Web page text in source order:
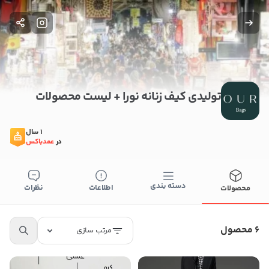
تولیدی کیف زنانه نورا + لیست محصولات
1 سال
درعمدباکس
محصولات دسته بندی اطلاعات نظرات
6 محصول مرتب سازی